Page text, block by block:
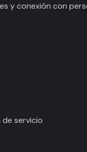
y conexión con
servicio